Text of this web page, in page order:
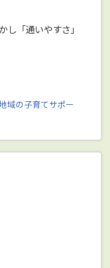
し「通いやすさ」
域の子育てサポー